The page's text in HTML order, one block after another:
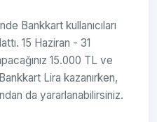
Bankkart kullanıcıları
15 Haziran - 31
15.000 TL ve
Lira kazanırken,
da yararlanabilirsiniz.